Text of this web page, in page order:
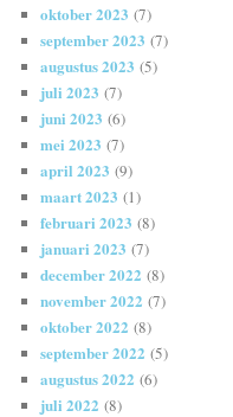
oktober 2023 (7)
september 2023 (7)
augustus 2023 (5)
juli 2023 (7)
juni 2023 (6)
mei 2023 (7)
april 2023 (9)
maart 2023 (1)
februari 2023 (8)
januari 2023 (7)
december 2022 (8)
november 2022 (7)
oktober 2022 (8)
september 2022 (5)
augustus 2022 (6)
juli 2022 (8)